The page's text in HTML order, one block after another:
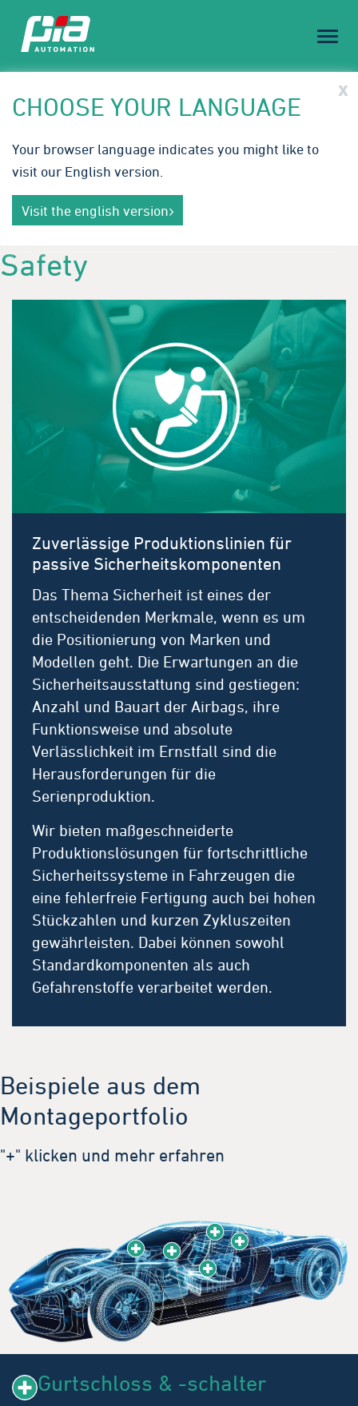
Toggle
Stufe der Automation.
Mit intelligenter, adaptiver Robotik schaffen wir
neue Effizienz‑ und Flexibilitätsstandards für die
Produktion von morgen.
Mehr erfahren
Safety
Zuverlässige Produktionslinien für
passive Sicherheitskomponenten
Das Thema Sicherheit ist eines der
entscheidenden Merkmale, wenn es um
die Positionierung von Marken und
Modellen geht. Die Erwartungen an die
Sicherheitsausstattung sind gestiegen:
Anzahl und Bauart der Airbags, ihre
Funktionsweise und absolute
Verlässlichkeit im Ernstfall sind die
Herausforderungen für die
Serienproduktion.
Wir bieten maßgeschneiderte
Produktionslösungen für fortschrittliche
Sicherheitssysteme in Fahrzeugen die
eine fehlerfreie Fertigung auch bei hohen
Stückzahlen und kurzen Zykluszeiten
gewährleisten. Dabei können sowohl
Standardkomponenten als auch
Gefahrenstoffe verarbeitet werden.
Beispiele aus dem
Montageportfolio
"+" klicken und mehr erfahren
Gurtschloss & -schalter
CHOOSE YOUR LANGUAGE
Your browser language indicates you might like to
visit our English version.
Visit the english version
x